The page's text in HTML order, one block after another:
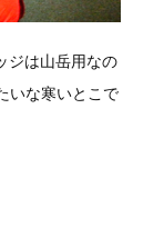
ジは山岳用なの
いな寒いとこで